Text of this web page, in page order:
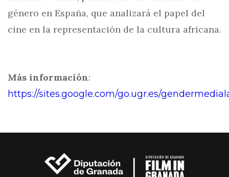
género en España, que analizará el papel del
cine en la representación de la cultura africana.
Más información:
https://sites.google.com/go.ugr.es/